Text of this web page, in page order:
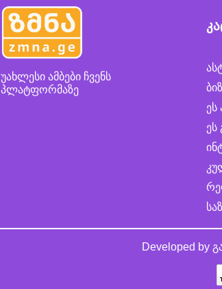
უახლესი ამბები ჩვენს
პლატფორმაზე
ეს
ეს
Developed by